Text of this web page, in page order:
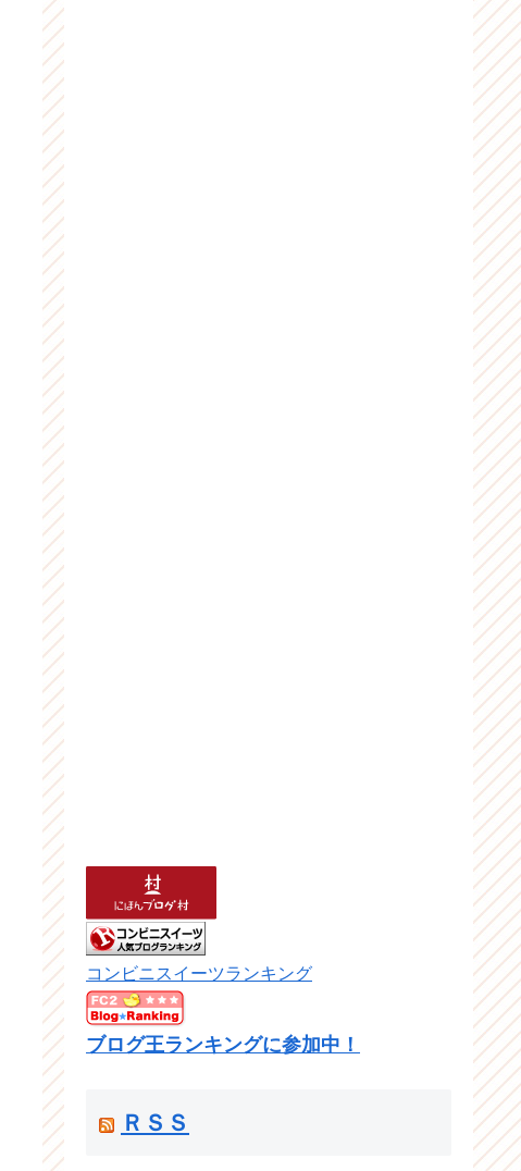
コンビニスイーツランキング
ブログ王ランキングに参加中！
ＲＳＳ